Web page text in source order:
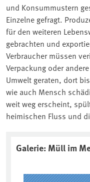
und Konsummustern
Einzelne gefragt.
für den weiteren
gebrachten und
Verbraucher müssen
Verpackung oder
Umwelt geraten, dort
wie auch Mensch
weit weg erscheint,
heimischen Fluss und
Associated
Galerie: Müll im